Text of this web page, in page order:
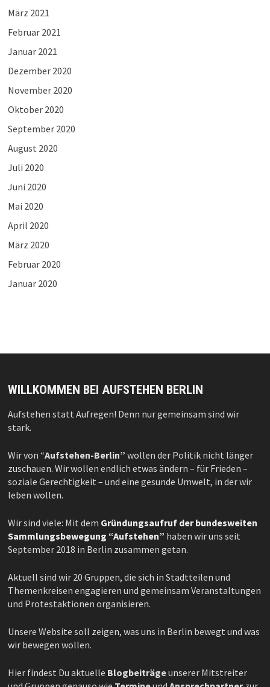
März 2021
Februar 2021
Januar 2021
Dezember 2020
November 2020
Oktober 2020
September 2020
August 2020
Juli 2020
Juni 2020
Mai 2020
April 2020
März 2020
Februar 2020
Januar 2020
WILLKOMMEN BEI AUFSTEHEN BERLIN
Aufstehen statt Aufregen! Denn nur gemeinsam sind wir
stark.
Wir von “Aufstehen-Berlin” wollen der Politik nicht länger
zuschauen. Wir wollen endlich etwas ändern – für Frieden –
soziale Gerechtigkeit – und eine gesunde Umwelt, in der wir
leben wollen.
Wir sind viele: Mit dem Gründungsaufruf der bundesweiten
Sammlungsbewegung “Aufstehen” haben wir uns seit
September 2018 in Berlin zusammen getan.
Aktuell sind wir 20 Gruppen, die sich in Stadtteilen und
Themenkreisen engagieren und gemeinsam Veranstaltungen
und Protestaktionen organisieren.
Unsere Website soll zeigen, was uns in Berlin bewegt und was
wir bewegen wollen.
Hier findest Du aktuelle Blogbeiträgeunserer Mitstreiter